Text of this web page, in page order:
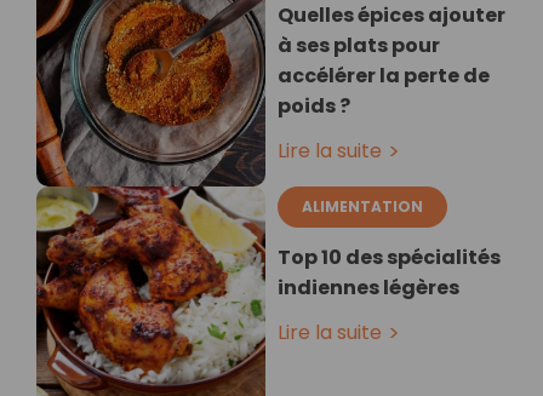
Quelles épices ajouter
à ses plats pour
accélérer la perte de
poids ?
Lire la suite
ALIMENTATION
Top 10 des spécialités
indiennes légères
Lire la suite